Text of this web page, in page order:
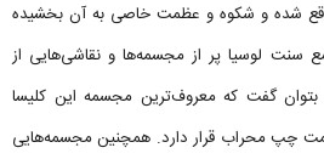
شده و شکوه و عظمت خاصی به آن بخشیده
سنت لوسیا پر از مجسمه‌ها و نقاشی‌هایی از
گفت که معروف‌ترین مجسمه این کلیسا
چپ محراب قرار دارد. همچنین مجسمه‌هایی